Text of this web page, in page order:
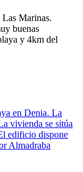
Las Marinas.
buenas
y 4km del